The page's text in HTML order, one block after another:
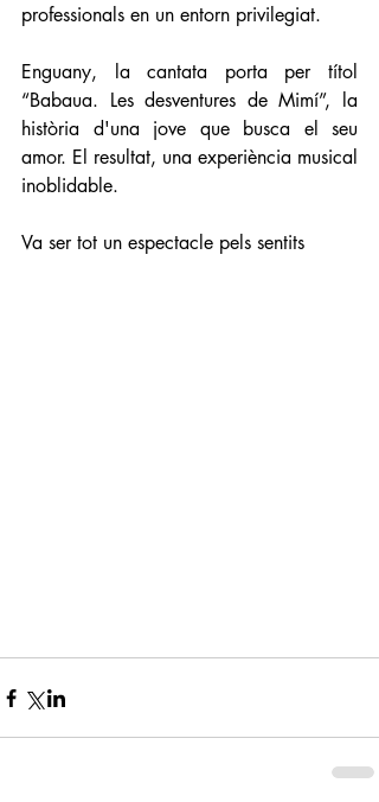
professionals en un entorn privilegiat.
Enguany, la cantata porta per títol
“Babaua. Les desventures de Mimí”, la
història d'una jove que busca el seu
amor. El resultat, una experiència musical
inoblidable.
Va ser tot un espectacle pels sentits